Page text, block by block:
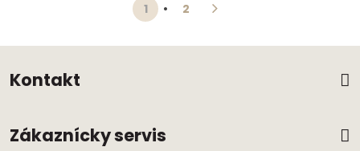
1 2
Kontakt
Zákaznícky servis